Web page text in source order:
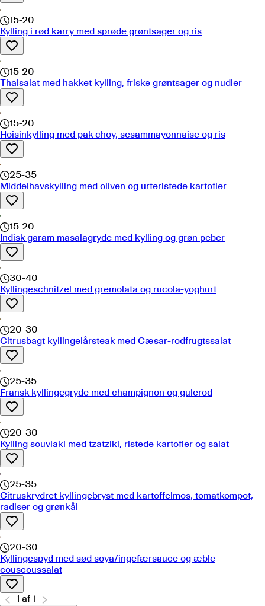
15-20
Kylling i rød karry med sprøde grøntsager og ris
15-20
Thaisalat med hakket kylling, friske grøntsager og nudler
15-20
Hoisinkylling med pak choy, sesammayonnaise og ris
25-35
Middelhavskylling med oliven og urteristede kartofler
15-20
Indisk garam masalagryde med kylling og grøn peber
30-40
Kyllingeschnitzel med gremolata og rucola-yoghurt
20-30
Citrusbagt kyllingelårsteak med Cæsar-rodfrugtssalat
25-35
Fransk kyllingegryde med champignon og gulerod
20-30
Kylling souvlaki med tzatziki, ristede kartofler og salat
25-35
Citruskrydret kyllingebryst med kartoffelmos, tomatkompot,
radiser og grønkål
20-30
Kyllingespyd med sød soya/ingefærsauce og æble
couscoussalat
1 af 1